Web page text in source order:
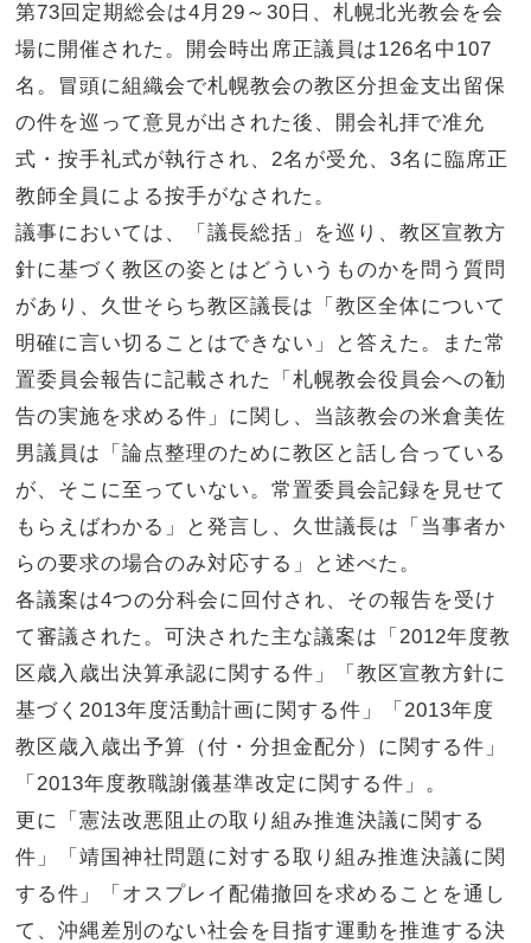
第73回定期総会は4月29～30日、札幌北光教会を会
場に開催された。開会時出席正議員は126名中107
名。冒頭に組織会で札幌教会の教区分担金支出留保
の件を巡って意見が出された後、開会礼拝で准允
式・按手礼式が執行され、2名が受允、3名に臨席正
教師全員による按手がなされた。
議事においては、「議長総括」を巡り、教区宣教方
針に基づく教区の姿とはどういうものかを問う質問
があり、久世そらち教区議長は「教区全体について
明確に言い切ることはできない」と答えた。また常
置委員会報告に記載された「札幌教会役員会への勧
告の実施を求める件」に関し、当該教会の米倉美佐
男議員は「論点整理のために教区と話し合っている
が、そこに至っていない。常置委員会記録を見せて
もらえばわかる」と発言し、久世議長は「当事者か
らの要求の場合のみ対応する」と述べた。
各議案は4つの分科会に回付され、その報告を受け
て審議された。可決された主な議案は「2012年度教
区歳入歳出決算承認に関する件」「教区宣教方針に
基づく2013年度活動計画に関する件」「2013年度
教区歳入歳出予算（付・分担金配分）に関する件」
「2013年度教職謝儀基準改定に関する件」。
更に「憲法改悪阻止の取り組み推進決議に関する
件」「靖国神社問題に対する取り組み推進決議に関
する件」「オスプレイ配備撤回を求めることを通し
て、沖縄差別のない社会を目指す運動を推進する決